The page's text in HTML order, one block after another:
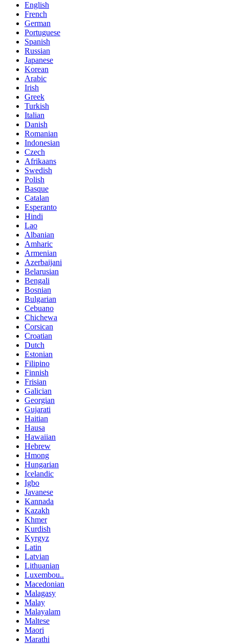
English
French
German
Portuguese
Spanish
Russian
Japanese
Korean
Arabic
Irish
Greek
Turkish
Italian
Danish
Romanian
Indonesian
Czech
Afrikaans
Swedish
Polish
Basque
Catalan
Esperanto
Hindi
Lao
Albanian
Amharic
Armenian
Azerbaijani
Belarusian
Bengali
Bosnian
Bulgarian
Cebuano
Chichewa
Corsican
Croatian
Dutch
Estonian
Filipino
Finnish
Frisian
Galician
Georgian
Gujarati
Haitian
Hausa
Hawaiian
Hebrew
Hmong
Hungarian
Icelandic
Igbo
Javanese
Kannada
Kazakh
Khmer
Kurdish
Kyrgyz
Latin
Latvian
Lithuanian
Luxembou..
Macedonian
Malagasy
Malay
Malayalam
Maltese
Maori
Marathi